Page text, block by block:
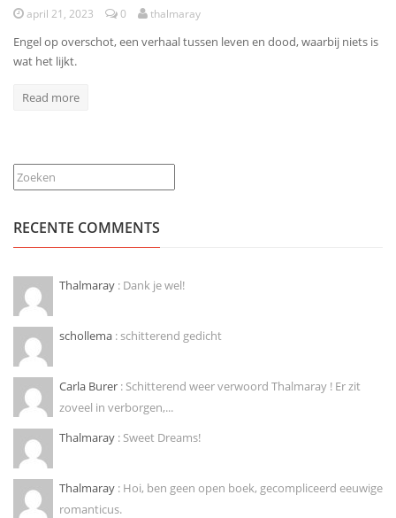
april 21, 2023 0 thalmaray
Engel op overschot, een verhaal tussen leven en dood, waarbij niets is
wat het lijkt.
Read more
Zoeken
RECENTE COMMENTS
Thalmaray : Dank je wel!
schollema : schitterend gedicht
Carla Burer : Schitterend weer verwoord Thalmaray ! Er zit
zoveel in verborgen,...
Thalmaray : Sweet Dreams!
Thalmaray : Hoi, ben geen open boek, gecompliceerd eeuwige
romanticus.